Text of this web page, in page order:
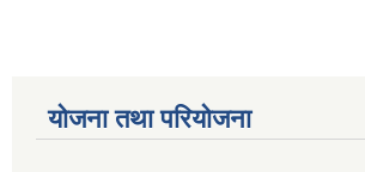
योजना तथा परियोजना